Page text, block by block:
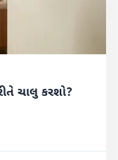
ચાલુ કરશો?